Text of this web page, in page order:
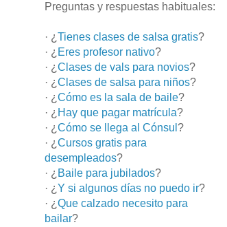
Preguntas y respuestas habituales:
· ¿ Tienes clases de salsa gratis?
· ¿ Eres profesor nativo?
· ¿ Clases de vals para novios?
· ¿ Clases de salsa para niños?
· ¿ Cómo es la sala de baile?
· ¿ Hay que pagar matrícula?
· ¿ Cómo se llega al Cónsul ?
· ¿ Cursos gratis para
desempleados?
· ¿ Baile para jubilados?
· ¿ Y si algunos días no puedo ir?
· ¿ Que calzado necesito para
bailar?